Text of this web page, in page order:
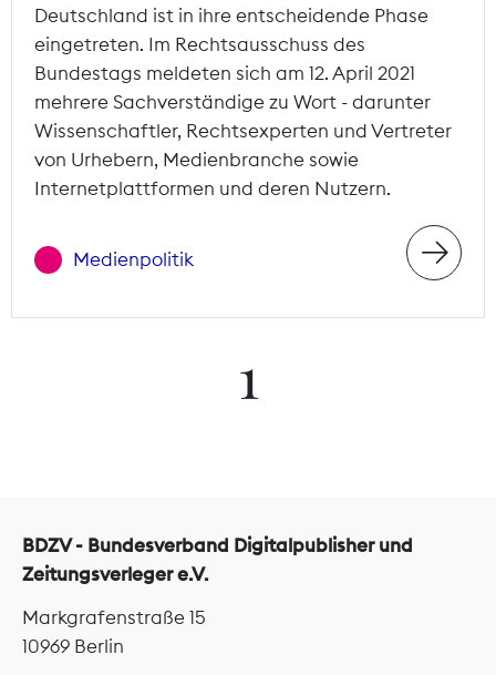
Deutschland ist in ihre entscheidende Phase
eingetreten. Im Rechtsausschuss des
Bundestags meldeten sich am 12. April 2021
mehrere Sachverständige zu Wort - darunter
Wissenschaftler, Rechtsexperten und Vertreter
von Urhebern, Medienbranche sowie
Internetplattformen und deren Nutzern.
Medienpolitik
1
BDZV - Bundesverband Digitalpublisher und
Zeitungsverleger e.V.
Markgrafenstraße 15
10969 Berlin